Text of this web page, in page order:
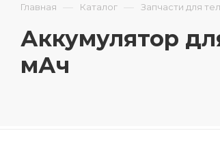
Главная — Каталог — Запчасти для
Аккумулятор
мАч